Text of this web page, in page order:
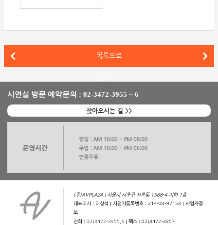
B&W 802 D4, 매킨토시(McIntosh) MA12000 인티앰프를 매
B&W 802 D4, 클라세(Classe) 델타 PRE/MONO를 매칭한 하이파이 시스템
목록으로
시연실 방문 예약문의 : 02-3472-3955 ~ 6
찾아오시는 길 >>
(주)AVPLAZA | 서울시 서초구 서초동 1588-4 지하 1층
대표이사 : 이상석 | 사업자등록번호 : 214-08-97153 |사업자정
보
전화 :02)3472-3955,6 | 팩스 : 02)3472-3957